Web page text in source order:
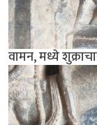
वामन, मध्ये